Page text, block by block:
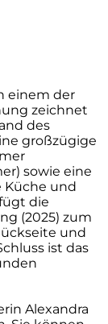
einem der
zeichnet
des
großzügige
sowie eine
und
die
(2025) zum
und
ist das
Alexandra